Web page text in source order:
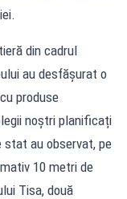
din cadrul
au desfășurat o
produse
noștri planificați
stat au observat, pe
10 metri de
Tisa, două